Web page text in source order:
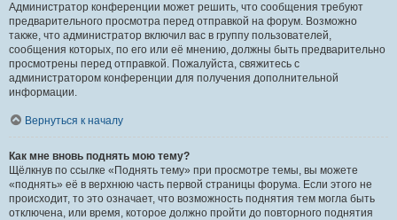
Администратор конференции может решить, что сообщения требуют
предварительного просмотра перед отправкой на форум. Возможно
также, что администратор включил вас в группу пользователей,
сообщения которых, по его или её мнению, должны быть предварительно
просмотрены перед отправкой. Пожалуйста, свяжитесь с
администратором конференции для получения дополнительной
информации.
Вернуться к началу
Как мне вновь поднять мою тему?
Щёлкнув по ссылке «Поднять тему» при просмотре темы, вы можете
«поднять» её в верхнюю часть первой страницы форума. Если этого не
происходит, то это означает, что возможность поднятия тем могла быть
отключена, или время, которое должно пройти до повторного поднятия